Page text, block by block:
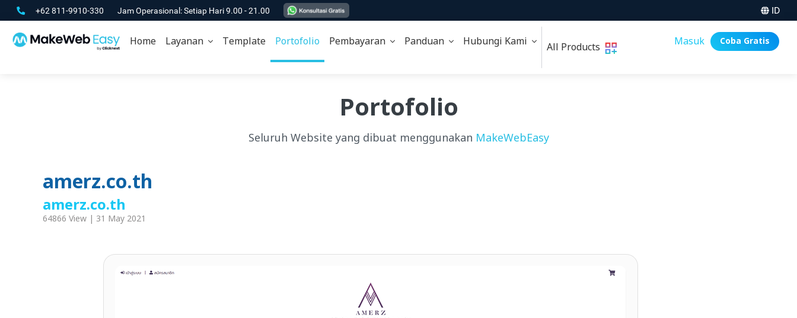
+62 811-9910-330 Jam Operasional: Setiap Hari 9.00 - 21.00 ID
Home Layanan Template Portofolio Pembayaran Panduan Hubungi Kami All Products Masuk Coba Gratis
Portofolio
Seluruh Website yang dibuat menggunakan MakeWebEasy
amerz.co.th
amerz.co.th
64866 View | 31 May 2021